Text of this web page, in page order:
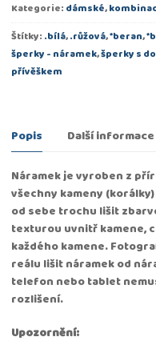
Kategorie: dámské,
Štítky: .bílá,.růžová,*beran,
šperky - náramek,šperky s
přívěškem
Popis Další informace
Náramek je vyroben z
všechny kameny
od sebe trochu lišit
texturou uvnitř kamene,
každého kamene.
reálu lišit náramek od
telefon nebo tablet
rozlišení.
Upozornění: